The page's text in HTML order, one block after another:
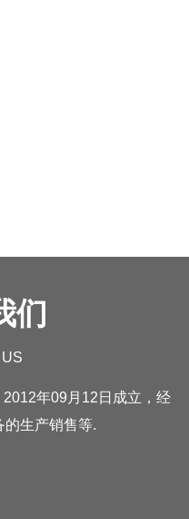
们
年09月12日成立，经
的生产销售等.